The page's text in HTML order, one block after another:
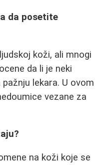
da posetite
koži, ali mnogi
da li je neki
lekara. U ovom
vezane za
na koži koje se